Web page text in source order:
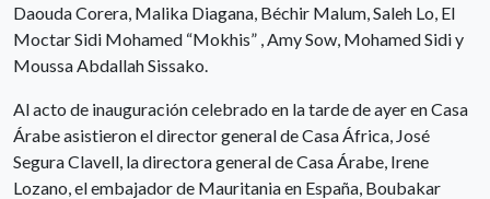
Daouda Corera, Malika Diagana, Béchir Malum, Saleh Lo, El
Moctar Sidi Mohamed “Mokhis” , Amy Sow, Mohamed Sidi y
Moussa Abdallah Sissako.
Al acto de inauguración celebrado en la tarde de ayer en Casa
Árabe asistieron el director general de Casa África, José
Segura Clavell, la directora general de Casa Árabe, Irene
Lozano, el embajador de Mauritania en España, Boubakar